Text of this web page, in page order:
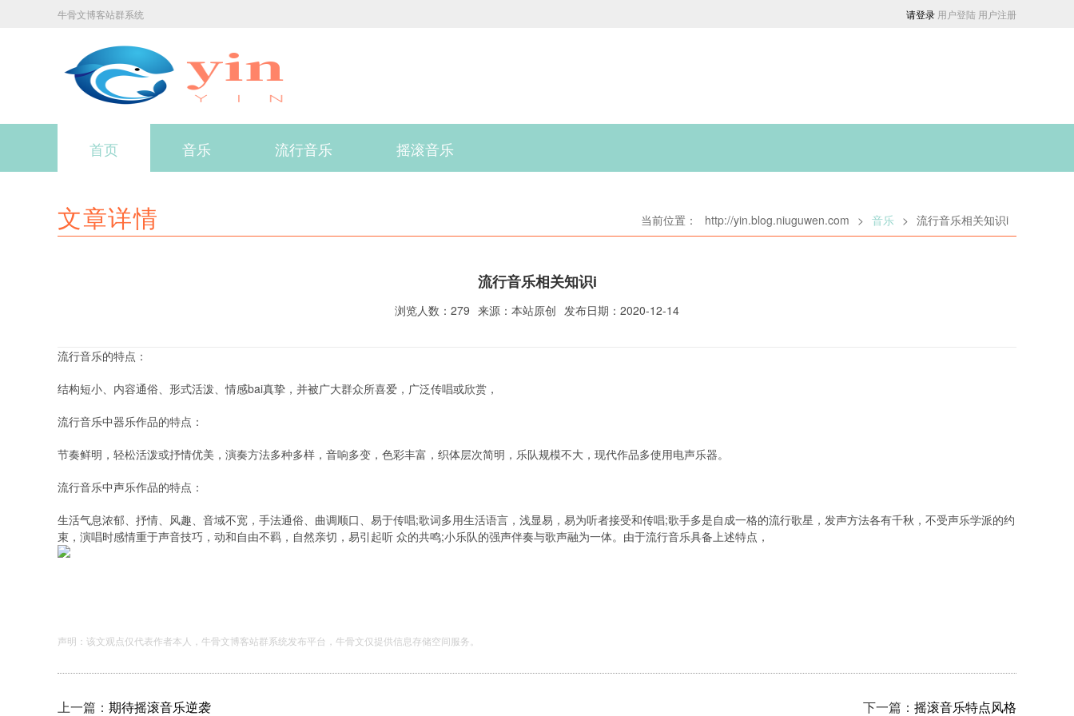
牛骨文博客站群系统 请登录 用户登陆 用户注册
首页 音乐 流行音乐 摇滚音乐
文章详情 当前位置： http://yin.blog.niuguwen.com > 音乐 > 流行音乐相关知识i
流行音乐相关知识i
浏览人数：279 来源：本站原创 发布日期：2020-12-14
流行音乐的特点：
结构短小、内容通俗、形式活泼、情感bai真挚，并被广大群众所喜爱，广泛传唱或欣赏，
流行音乐中器乐作品的特点：
节奏鲜明，轻松活泼或抒情优美，演奏方法多种多样，音响多变，色彩丰富，织体层次简明，乐队规模不大，现代作品多使用电声乐器。
流行音乐中声乐作品的特点：
生活气息浓郁、抒情、风趣、音域不宽，手法通俗、曲调顺口、易于传唱;歌词多用生活语言，浅显易，易为听者接受和传唱;歌手多是自成一格的流行歌星，发声方法各有千秋，不受声乐学派的约
束，演唱时感情重于声音技巧，动和自由不羁，自然亲切，易引起听 众的共鸣;小乐队的强声伴奏与歌声融为一体。由于流行音乐具备上述特点，
声明：该文观点仅代表作者本人，牛骨文博客站群系统发布平台，牛骨文仅提供信息存储空间服务。
上一篇： 期待摇滚音乐逆袭 下一篇： 摇滚音乐特点风格